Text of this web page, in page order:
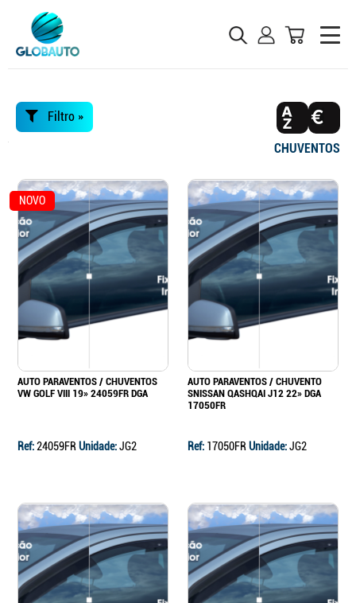
Filtro »
CHUVENTOS
NOVO
AUTO PARAVENTOS / CHUVENTOS
VW GOLF VIII 19» 24059FR DGA
Ref:24059FR Unidade:JG2
AUTO PARAVENTOS / CHUVENTO
SNISSAN QASHQAI J12 22» DGA
17050FR
Ref: 17050FR Unidade:JG2